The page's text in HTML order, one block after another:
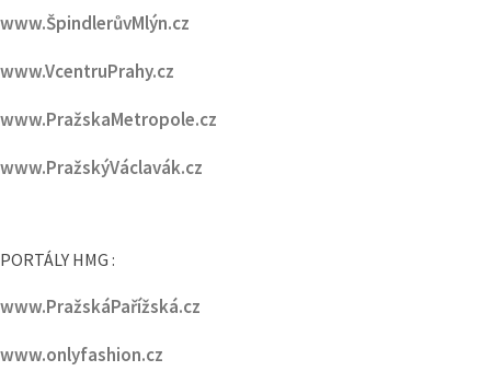
www.PražskaMetropole.cz
www.PražskýVáclavák.cz
PORTÁLY HMG :
www.onlyfashion.cz
www.luxusniplaze.cz
www.nicemagazine.cz